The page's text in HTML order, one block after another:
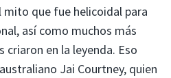
mito que fue helicoidal para
así como muchos más
criaron en la leyenda. Eso
Jai Courtney, quien